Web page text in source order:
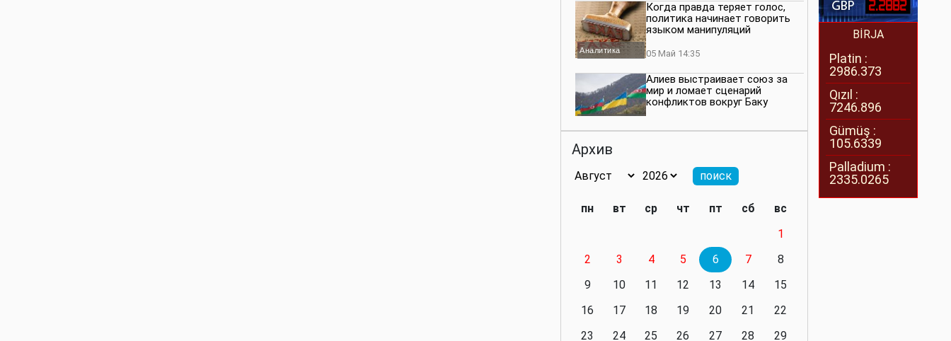
Аналитика
Когда правда теряет голос,
политика начинает говорить
языком манипуляций
05 Май 14:35
Алиев выстраивает союз за
мир и ломает сценарий
конфликтов вокруг Баку
значимость региона
нейтралитета больше не будет
11 Март 16:36
Политика
президенту приходится все
делать самому
Архив
пн вт ср чт пт сб
вс
1
2
3 4 5 6 7
8
9
10 11 12 13 14
15
16
17 18 19 20 21
22
23
24 25 26 27 28
29
2.2882
BİRJA
Platin :
2986.373
Qızıl :
7246.896
Gümüş :
105.6339
Palladium :
2335.0265